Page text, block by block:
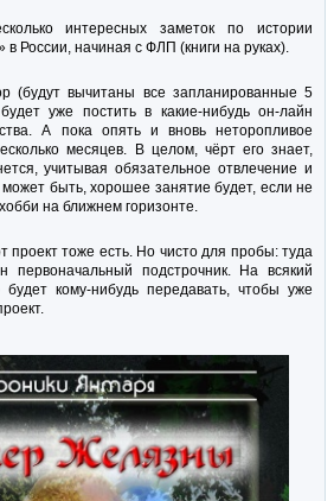
интересных заметок по истории
России, начиная с ФЛП (книги на руках).
(будут вычитаны все запланированные 5
уже постить в какие-нибудь он-лайн
А пока опять и вновь неторопливое
месяцев. В целом, чёрт его знает,
учитывая обязательное отвлечение и
быть, хорошее занятие будет, если не
на ближнем горизонте.
проект тоже есть. Но чисто для пробы: туда
первоначальный подстрочник. На всякий
кому-нибудь передавать, чтобы уже